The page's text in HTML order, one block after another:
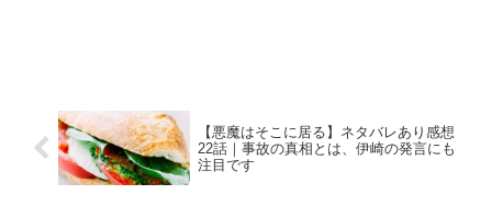
【悪魔はそこに居る】ネタバレあり感想
22話｜事故の真相とは、伊崎の発言にも
注目です